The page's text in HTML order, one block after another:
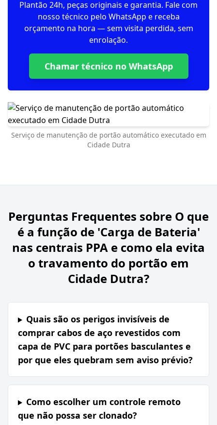
Plantão 24h, peças originais e garantia. Fale com
nosso técnico pelo WhatsApp e receba
orçamento na hora — sem visita perdida, sem
enrolação.
Chamar técnico no WhatsApp
Serviço de manutenção de portão automático executado em
Cidade Dutra
Perguntas Frequentes sobre O que
é a função de 'Carga de Bateria'
nas centrais PPA e como ela evita
o travamento do portão em
Cidade Dutra?
Quais são os perigos invisíveis de
comprar cabos de aço revestidos com
capa de PVC para portões basculantes e
por que eles quebram sem aviso prévio?
Como escolher um controle remoto
que não possa ser clonado?